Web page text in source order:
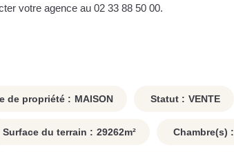
votre agence au 02 33 88 50 00.
de propriété : MAISON Statut : VENTE
Surface du terrain : 29262m² Chambre(s) :